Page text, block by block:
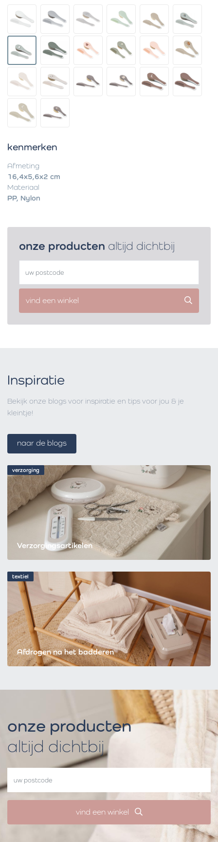
kenmerken
Afmeting
16,4x5,6x2 cm
Materiaal
PP, Nylon
onze producten altijd dichtbij
vind een winkel
verzorging
Verzorgingsartikelen
textiel
Afdrogen na het badderen
Inspiratie
Bekijk onze blogs voor inspiratie en tips voor jou & je
kleintje!
naar de blogs
onze producten
altijd dichtbij
vind een winkel